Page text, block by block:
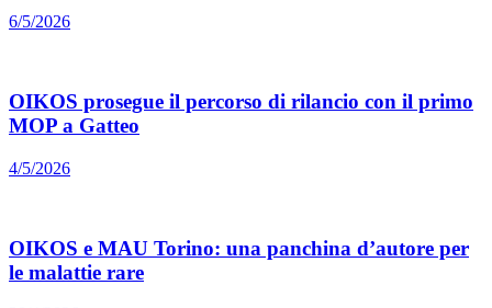
6/5/2026
OIKOS prosegue il percorso di rilancio con il primo
MOP a Gatteo
4/5/2026
OIKOS e MAU Torino: una panchina d’autore per
le malattie rare